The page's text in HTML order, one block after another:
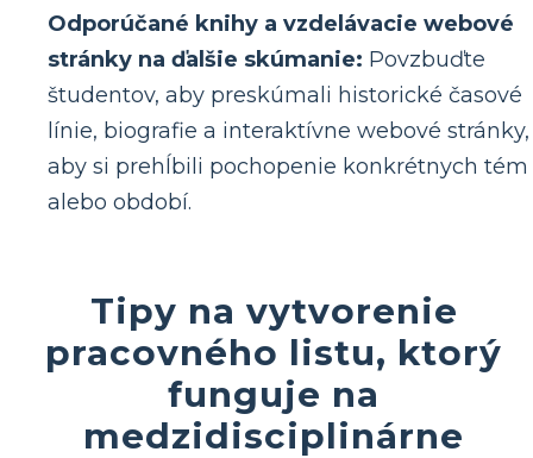
Odporúčané knihy a vzdelávacie webové
stránky na ďalšie skúmanie: Povzbuďte
študentov, aby preskúmali historické časové
línie, biografie a interaktívne webové stránky,
aby si prehĺbili pochopenie konkrétnych tém
alebo období.
Tipy na vytvorenie
pracovného listu, ktorý
funguje na
medzidisciplinárne